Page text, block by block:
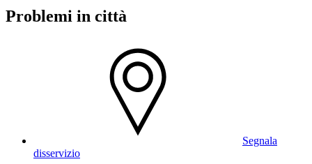
Problemi in città
Segnala
disservizio